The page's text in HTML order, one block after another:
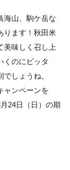
海山、駒ケ岳な
ります！秋田米
美味しく召し上
くのにピッタ
しょうね。
ャンペーンを
24日（日）の期